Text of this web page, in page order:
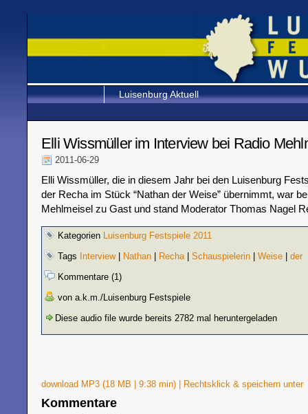
Luisenburg Aktuell
Elli Wissmüller im Interview bei Radio
2011-06-29
Elli Wissmüller, die in diesem Jahr bei den Luisenburg
der Recha im Stück “Nathan der Weise” übernimmt, war
Mehlmeisel zu Gast und stand Moderator Thomas Nagel
Kategorien Luisenburg Festspiele 2011
Tags Interview| Nathan Recha| Schauspielerin Weise
der
Kommentare (1)
von a.k.m./Luisenburg Festspiele
Diese audio file wurde bereits 2782 mal heruntergeladen
download MP3 (18 MB | 9:38 min) | Rechtsklick & speichern unter
Kommentare